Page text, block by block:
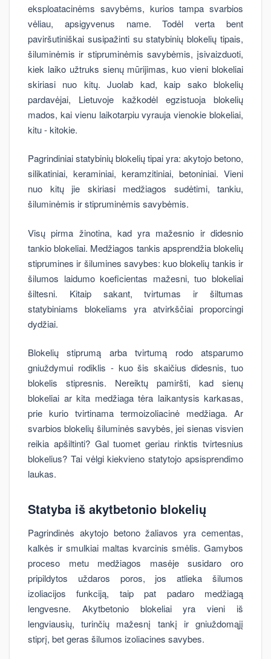
eksploatacinėms savybėms, kurios tampa svarbios
vėliau, apsigyvenus name. Todėl verta bent
paviršutiniškai susipažinti su statybinių blokelių tipais,
šiluminėmis ir stipruminėmis savybėmis, įsivaizduoti,
kiek laiko užtruks sienų mūrijimas, kuo vieni blokeliai
skiriasi nuo kitų. Juolab kad, kaip sako blokelių
pardavėjai, Lietuvoje kažkodėl egzistuoja blokelių
mados, kai vienu laikotarpiu vyrauja vienokie blokeliai,
kitu - kitokie.
Pagrindiniai statybinių blokelių tipai yra: akytojo betono,
silikatiniai, keraminiai, keramzitiniai, betoniniai. Vieni
nuo kitų jie skiriasi medžiagos sudėtimi, tankiu,
šiluminėmis ir stipruminėmis savybėmis.
Visų pirma žinotina, kad yra mažesnio ir didesnio
tankio blokeliai. Medžiagos tankis apsprendžia blokelių
stiprumines ir šilumines savybes: kuo blokelių tankis ir
šilumos laidumo koeficientas mažesni, tuo blokeliai
šiltesni. Kitaip sakant, tvirtumas ir šiltumas
statybiniams blokeliams yra atvirkščiai proporcingi
dydžiai.
Blokelių stiprumą arba tvirtumą rodo atsparumo
gniuždymui rodiklis - kuo šis skaičius didesnis, tuo
blokelis stipresnis. Nereiktų pamiršti, kad sienų
blokeliai ar kita medžiaga tėra laikantysis karkasas,
prie kurio tvirtinama termoizoliacinė medžiaga. Ar
svarbios blokelių šiluminės savybės, jei sienas visvien
reikia apšiltinti? Gal tuomet geriau rinktis tvirtesnius
blokelius? Tai vėlgi kiekvieno statytojo apsisprendimo
laukas.
Statyba iš akytbetonio blokelių
Pagrindinės akytojo betono žaliavos yra cementas,
kalkės ir smulkiai maltas kvarcinis smėlis. Gamybos
proceso metu medžiagos masėje susidaro oro
pripildytos uždaros poros, jos atlieka šilumos
izoliacijos funkciją, taip pat padaro medžiagą
lengvesne. Akytbetonio blokeliai yra vieni iš
lengviausių, turinčių mažesnį tankį ir gniuždomąjį
stiprį, bet geras šilumos izoliacines savybes.